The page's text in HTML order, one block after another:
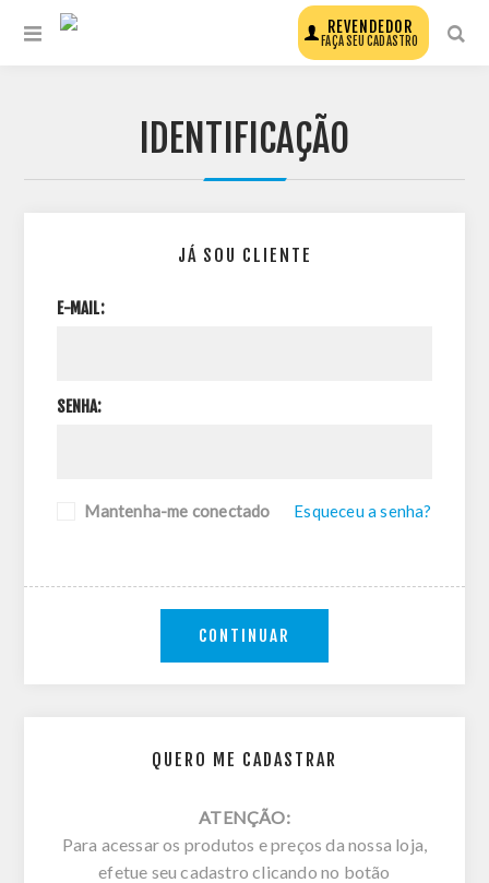
REVENDEDOR
FAÇA SEU CADASTRO
IDENTIFICAÇÃO
QUERO ME CADASTRAR
ATENÇÃO:
Para acessar os produtos e preços da nossa loja,
efetue seu cadastro clicando no botão
JÁ SOU CLIENTE
E-MAIL:
SENHA:
Mantenha-me conectado Esqueceu a senha?
CONTINUAR